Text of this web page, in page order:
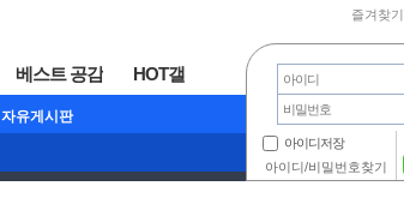
즐겨찾기
아이디
비밀번호
아이디저장
아이디/비밀번호찾기
베스트 공감 HOT갤
자유게시판